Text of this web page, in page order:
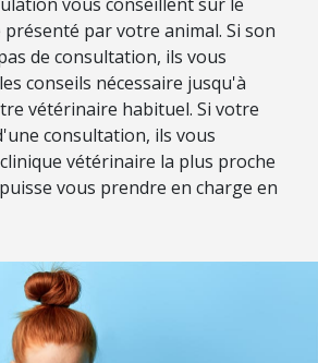
par votre animal. Si son
de consultation, ils vous
conseils nécessaire jusqu'à
vétérinaire habituel. Si votre
consultation, ils vous
vétérinaire la plus proche
vous prendre en charge en